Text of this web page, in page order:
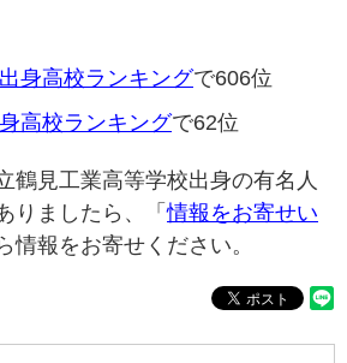
身高校ランキングで606位
高校ランキングで62位
鶴見工業高等学校出身の有名人
りましたら、「情報をお寄せい
情報をお寄せください。